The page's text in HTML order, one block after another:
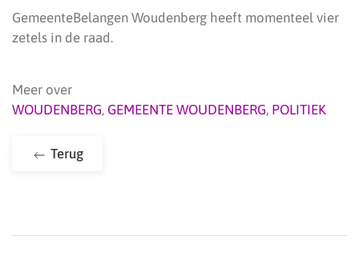
GemeenteBelangen Woudenberg heeft momenteel vier
zetels in de raad.
Meer over
WOUDENBERG, GEMEENTE WOUDENBERG, POLITIEK
Terug